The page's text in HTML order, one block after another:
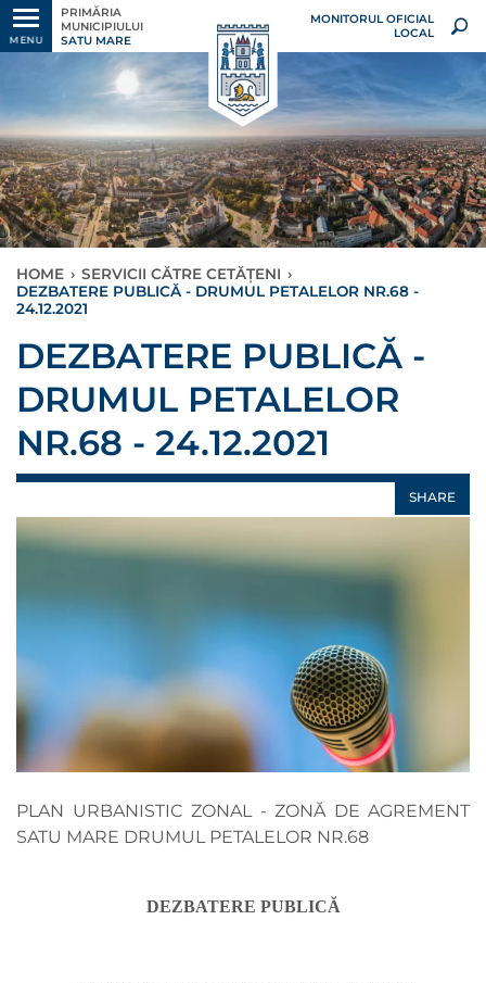
MENU
PRIMĂRIA
MUNICIPIULUI
SATU MARE
MONITORUL OFICIAL
LOCAL
HOME › SERVICII CĂTRE CETĂȚENI ›
DEZBATERE PUBLICĂ - DRUMUL PETALELOR NR.68 -
24.12.2021
DEZBATERE PUBLICĂ -
DRUMUL PETALELOR
NR.68 - 24.12.2021
SHARE
PLAN URBANISTIC ZONAL - ZONĂ DE AGREMENT
SATU MARE DRUMUL PETALELOR NR.68
DEZBATERE PUBLICĂ